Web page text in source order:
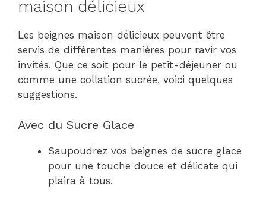
maison délicieux
Les beignes maison délicieux peuvent être
servis de différentes manières pour ravir vos
invités. Que ce soit pour le petit-déjeuner ou
comme une collation sucrée, voici quelques
suggestions.
Avec du Sucre Glace
Saupoudrez vos beignes de sucre glace
pour une touche douce et délicate qui
plaira à tous.